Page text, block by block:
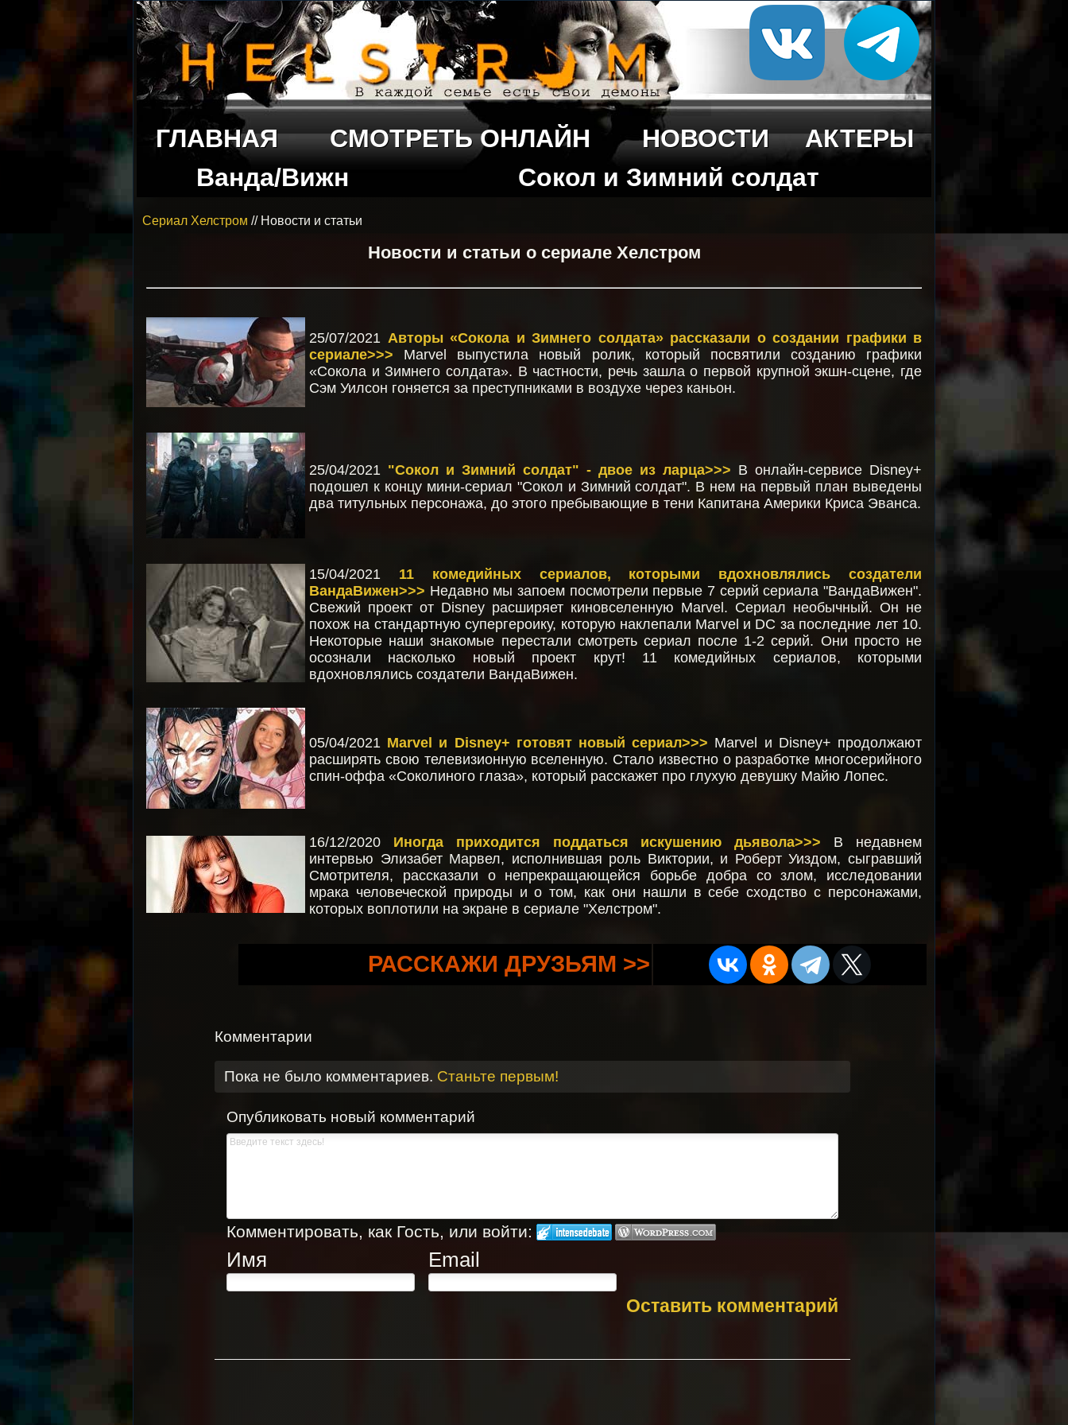
ГЛАВНАЯ СМОТРЕТЬ ОНЛАЙН НОВОСТИ
АКТЕРЫ
Ванда/Вижн
Сокол и Зимний солдат
Сериал Хелстром // Новости и статьи
Новости и статьи о сериале Хелстром
25/07/2021 Авторы «Сокола и Зимнего солдата» рассказали о создании графики в
сериале>>> Marvel выпустила новый ролик, который посвятили созданию графики
«Сокола и Зимнего солдата». В частности, речь зашла о первой крупной экшн-сцене, где
Сэм Уилсон гоняется за преступниками в воздухе через каньон.
25/04/2021 "Сокол и Зимний солдат" - двое из ларца>>> В онлайн-сервисе Disney+
подошел к концу мини-сериал "Сокол и Зимний солдат". В нем на первый план выведены
два титульных персонажа, до этого пребывающие в тени Капитана Америки Криса Эванса.
15/04/2021 11 комедийных сериалов, которыми вдохновлялись создатели
ВандаВижен>>> Недавно мы запоем посмотрели первые 7 серий сериала "ВандаВижен".
Свежий проект от Disney расширяет киновселенную Marvel. Сериал необычный. Он не
похож на стандартную супергероику, которую наклепали Marvel и DC за последние лет 10.
Некоторые наши знакомые перестали смотреть сериал после 1-2 серий. Они просто не
осознали насколько новый проект крут! 11 комедийных сериалов, которыми
вдохновлялись создатели ВандаВижен.
05/04/2021 Marvel и Disney+ готовят новый сериал>>> Marvel и Disney+ продолжают
расширять свою телевизионную вселенную. Стало известно о разработке многосерийного
спин-оффа «Соколиного глаза», который расскажет про глухую девушку Майю Лопес.
16/12/2020 Иногда приходится поддаться искушению дьявола>>> В недавнем
интервью Элизабет Марвел, исполнившая роль Виктории, и Роберт Уиздом, сыгравший
Смотрителя, рассказали о непрекращающейся борьбе добра со злом, исследовании
мрака человеческой природы и о том, как они нашли в себе сходство с персонажами,
которых воплотили на экране в сериале "Хелстром".
РАССКАЖИ ДРУЗЬЯМ >>
Комментарии
Пока не было комментариев. Станьте первым!
Опубликовать новый комментарий
Комментировать, как Гость, или войти:
Имя Email
Оставить комментарий